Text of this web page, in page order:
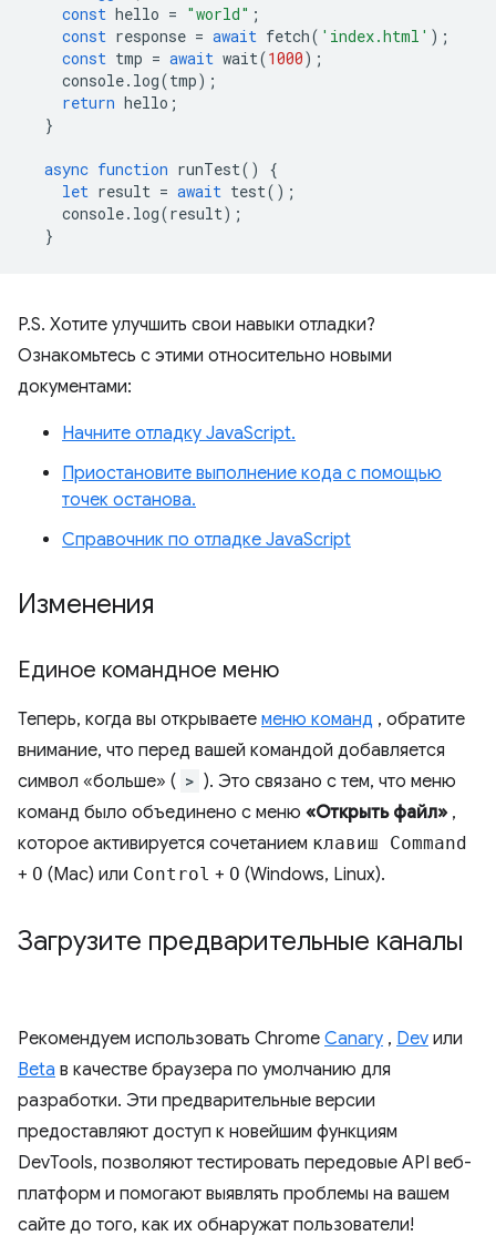
const hello = "world" ;
const response = await fetch( 'index.html' );
const tmp = await wait(1000);
console. log(tmp);
return hello ;
}
async function runTest()
{
let result = await test();
console. log(result);
}
P.S. Хотите улучшить свои навыки отладки?
Ознакомьтесь с этими относительно новыми
документами:
Начните отладку JavaScript.
Приостановите выполнение кода с помощью
точек останова.
Справочник по отладке JavaScript
Изменения
Единое командное меню
Теперь, когда вы открываете меню команд , обратите
внимание, что перед вашей командой добавляется
символ «больше» ( > ). Это связано с тем, что меню
команд было объединено с меню «Открыть файл» ,
которое активируется сочетанием клавиш Command
+ O (Mac) или Control + O (Windows, Linux).
Загрузите предварительные каналы
Рекомендуем использовать Chrome Canary , Dev или
Beta в качестве браузера по умолчанию для
разработки. Эти предварительные версии
предоставляют доступ к новейшим функциям
DevTools, позволяют тестировать передовые API веб-
платформ и помогают выявлять проблемы на вашем
сайте до того, как их обнаружат пользователи!